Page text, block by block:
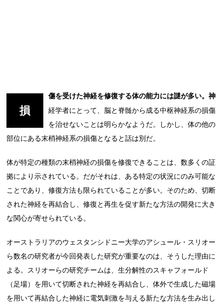
損
傷を受けた神経を修復する体の能力には謎が多い。神
経学者にとって、脳と脊髄から成る中枢神経系の損傷
を治せないことは明らかなようだ。しかし、体の他の
部位にある末梢神経系の損傷となると話は別だ。
体が特定の種類の末梢神経の損傷を修復できることは、数多くの証
拠により示されている。だがそれは、ある特定の状況にのみ可能な
ことであり、修復方法も限られていることが多い。そのため、切断
された神経を再結合し、修復と再生を促す新たな方法の開発に大き
な関心が寄せられている。
オーストラリアのウェスタンシドニー大学のアシュール・スリオー
ら数名の研究者が今回発表した研究が重要なのは、そうした理由に
よる。スリオーらの研究チームは、生分解性のスキャフォールド
（足場）を用いて切断された神経を再結合し、体外で生成した磁場
を用いて再結合した神経に電気刺激を与える新たな方法を生み出し